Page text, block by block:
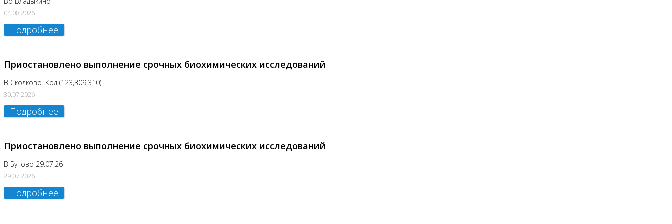
04.08.2026
Подробнее
Приостановлено выполнение срочных биохимических исследований
В Сколково. Код (123,309,310)
30.07.2026
Подробнее
Приостановлено выполнение срочных биохимических исследований
В Бутово 29.07.26
29.07.2026
Подробнее